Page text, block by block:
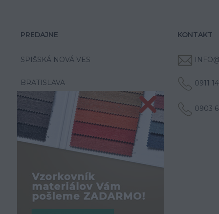
PREDAJNE
SPIŠSKÁ NOVÁ VES
BRATISLAVA
KONTAKT
0911
0903